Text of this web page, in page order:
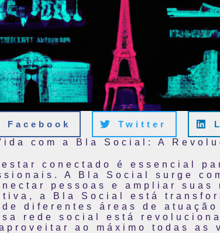
Facebook Twitter
com a Bla Social: A
conectado é essencial
A Bla Social surge
pessoas e ampliar suas
a Bla Social está
diferentes áreas de
rede social está
ao máximo todas